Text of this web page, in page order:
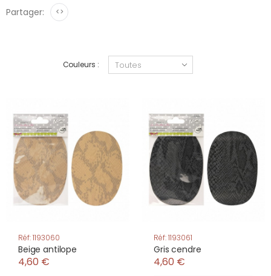
Partager: <>
Couleurs :
Réf: 1193060
Beige antilope
4,60 €
Réf: 1193061
Gris cendre
4,60 €